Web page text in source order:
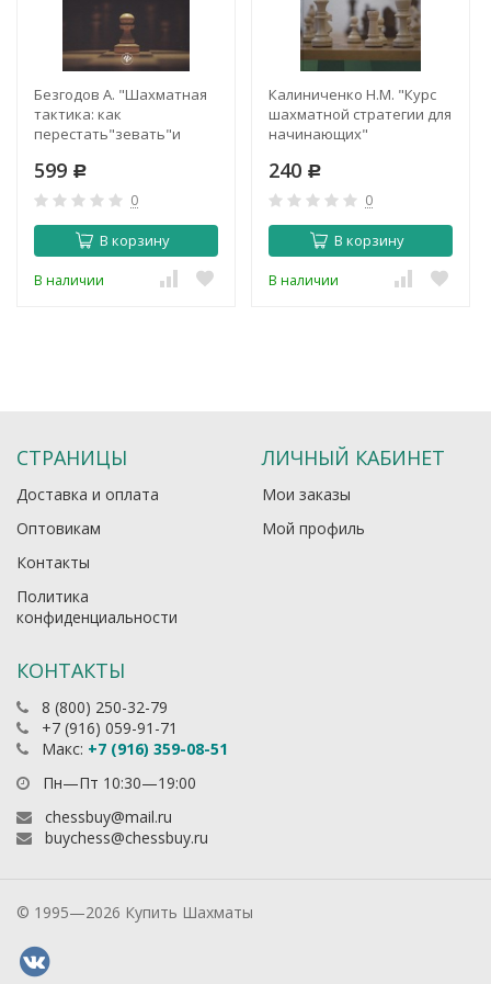
Безгодов А. "Шахматная
тактика: как
перестать"зевать"и
599 Р
0
В корзину
В наличии
Калиниченко Н.М. "Курс
шахматной стратегии для
начинающих"
240 Р
0
В корзину
В наличии
СТРАНИЦЫ
Доставка и оплата
Оптовикам
Контакты
Политика
конфиденциальности
ЛИЧНЫЙ КАБИНЕТ
Мои заказы
Мой профиль
КОНТАКТЫ
8 (800) 250-32-79
+7 (916) 059-91-71
Макс: +7 (916) 359-08-51
Пн—Пт 10:30—19:00
chessbuy@mail.ru
buychess@chessbuy.ru
© 1995—2026 Купить Шахматы